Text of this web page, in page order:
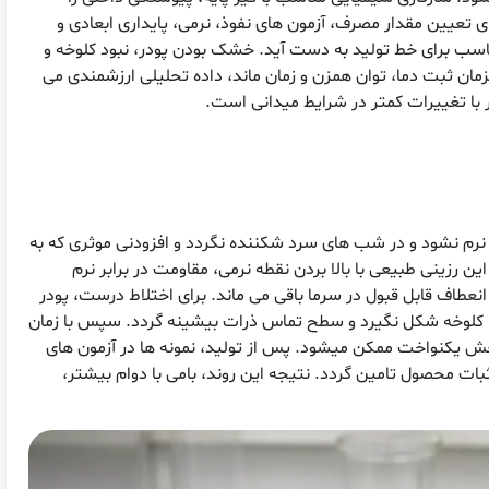
مقدار مصرف، آزمون های نفوذ، نرمی، پایداری ابعادی و
برای خط تولید به دست آید. خشک بودن پودر، نبود کلوخه و
دما، توان همزن و زمان ماند، داده تحلیلی ارزشمندی می
با تغییرات کمتر در شرایط میدانی است.
نشود و در شب های سرد شکننده نگردد و افزودنی موثری که به
طبیعی با بالا بردن نقطه نرمی، مقاومت در برابر نرم
قابل قبول در سرما باقی می ماند. برای اختلاط درست، پودر
کلوخه شکل نگیرد و سطح تماس ذرات بیشینه گردد. سپس با زمان
یکنواخت ممکن میشود. پس از تولید، نمونه ها در آزمون های
محصول تامین گردد. نتیجه این روند، بامی با دوام بیشتر،